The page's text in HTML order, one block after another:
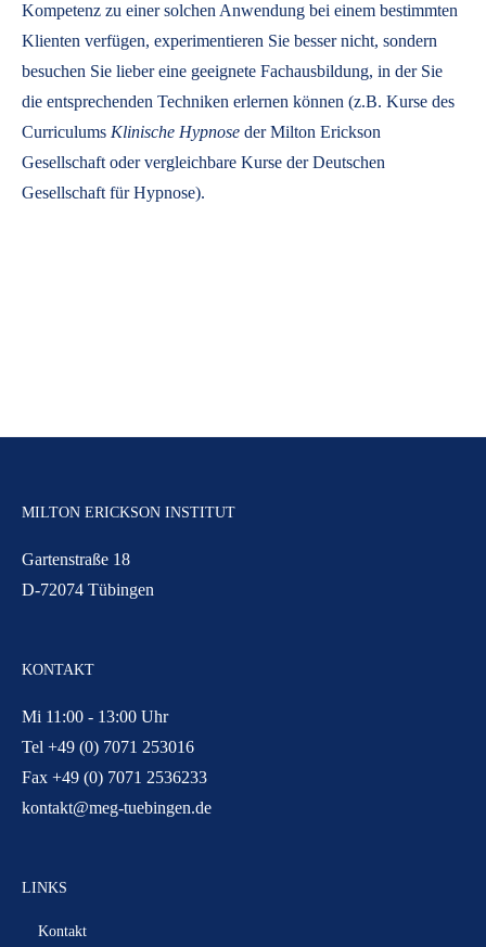
Kompetenz zu einer solchen Anwendung bei einem bestimmten
Klienten verfügen, experimentieren Sie besser nicht, sondern
besuchen Sie lieber eine geeignete Fachausbildung, in der Sie
die entsprechenden Techniken erlernen können (z.B. Kurse des
Curriculums Klinische Hypnose der Milton Erickson
Gesellschaft oder vergleichbare Kurse der Deutschen
Gesellschaft für Hypnose).
MILTON ERICKSON INSTITUT
Gartenstraße 18
D-72074 Tübingen
KONTAKT
Mi 11:00 - 13:00 Uhr
Tel +49 (0) 7071 253016
Fax +49 (0) 7071 2536233
kontakt@meg-tuebingen.de
LINKS
Kontakt